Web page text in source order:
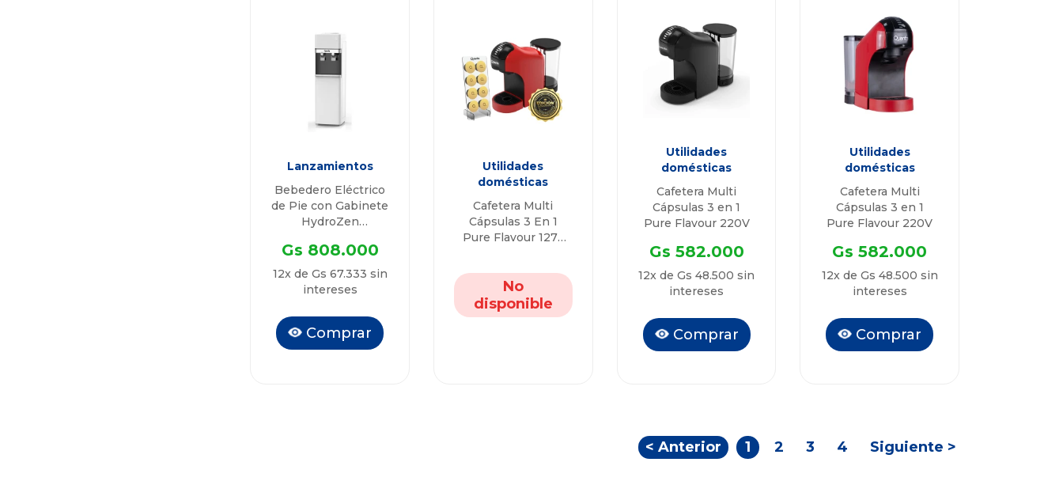
Lanzamientos
Bebedero Eléctrico
de Pie con Gabinete
HydroZen
Gs 808.000
12x de Gs 67.333 sin
intereses
Comprar
Utilidades
domésticas
Cafetera Multi
Cápsulas 3 En 1
Pure Flavour 127v
Cápsulas
No
disponible
Utilidades
domésticas
Cafetera Multi
Cápsulas 3 en 1
Pure Flavour 220V
Gs 582.000
12x de Gs 48.500 sin
intereses
Comprar
Utilidades
domésticas
Cafetera Multi
Cápsulas 3 en 1
Pure Flavour 220V
Gs 582.000
12x de Gs 48.500 sin
intereses
Comprar
< Anterior 1 2 3 4 Siguiente >